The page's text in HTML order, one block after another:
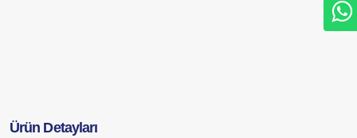
Ürün Detayları